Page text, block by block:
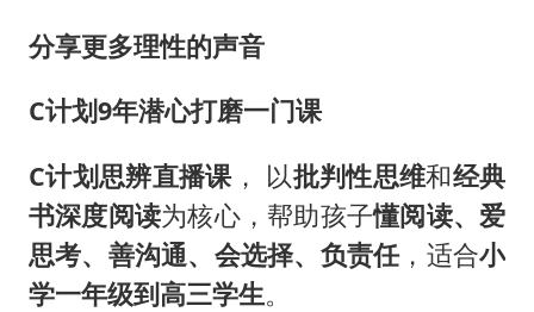
分享更多理性的声音
C计划9年潜心打磨一门课
C计划思辨直播课 ， 以批判性思维和经典
书深度阅读为核心，帮助孩子懂阅读、爱
思考、善沟通、会选择、负责任，适合小
学一年级到高三学生。